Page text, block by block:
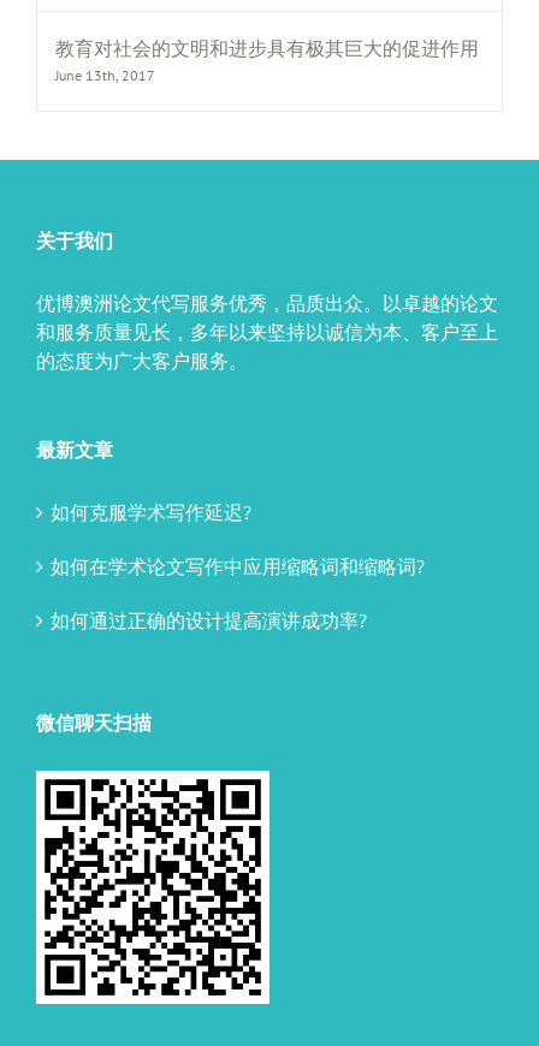
教育对社会的文明和进步具有极其巨大的促进作用
June 13th, 2017
关于我们
优博澳洲论文代写服务优秀，品质出众。以卓越的论文
和服务质量见长，多年以来坚持以诚信为本、客户至上
的态度为广大客户服务。
最新文章
如何克服学术写作延迟?
如何在学术论文写作中应用缩略词和缩略词?
如何通过正确的设计提高演讲成功率?
微信聊天扫描